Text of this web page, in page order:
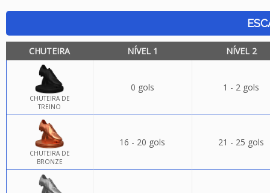
CHUTEIRA NÍVEL 1 NÍVEL 2
CHUTEIRA DE
TREINO
0 gols 1 - 2 gols
CHUTEIRA DE
BRONZE
16 - 20 gols 21 - 25 gols